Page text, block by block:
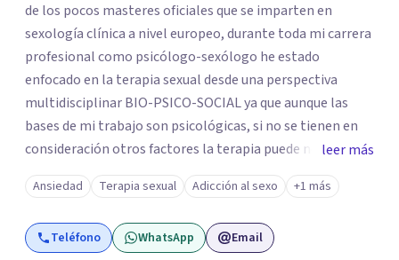
de los pocos masteres oficiales que se imparten en
sexología clínica a nivel europeo, durante toda mi carrera
profesional como psicólogo-sexólogo he estado
enfocado en la terapia sexual desde una perspectiva
multidisciplinar BIO-PSICO-SOCIAL ya que aunque las
bases de mi trabajo son psicológicas, si no se tienen en
consideración otros factores la terapia puede no
funcionar al tener una visión demasiado simplista,
excluyendo de antemano otros factores que pueden
influir. Mi intención es ayudar para conseguir una mejora
global de tu sexualidad, considerando cada caso como
leer más
Ansiedad Terapia sexual Adicción al sexo +1 más
Teléfono WhatsApp Email